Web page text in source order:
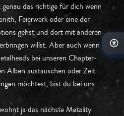
das richtige für dich wenn
Feierwerk oder eine der
gehst und dort mit anderen
willst. Aber auch wenn
bei unseren Chapter-
Alben austauschen oder Zeit
möchtest, bist du bei uns
ja das nächste Metality